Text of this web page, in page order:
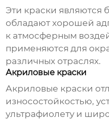
Эти краски являются
обладают хорошей
к атмосферным
применяются для
различных отраслях.
Акриловые краски
Акриловые краски
износостойкостью,
ультрафиолету и